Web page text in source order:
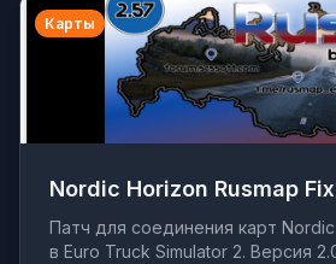
Карты
Nordic Horizon Rusmap
Патч для соединения карт
в Euro Truck Simulator 2. Версия